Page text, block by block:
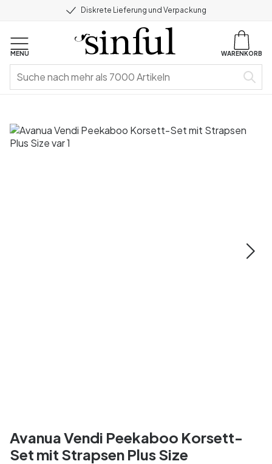
Diskrete Lieferung und Verpackung
MENU WARENKORB
Avanua Vendi Peekaboo Korsett-
Set mit Strapsen Plus Size